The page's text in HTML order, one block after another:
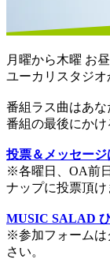
月曜から木曜 お
ユーカリスタジオ
番組ラス曲はあな
番組の最後にかけ
投票＆メッセージ
※各曜日、OA前
ナップに投票頂け
MUSIC SALAD
※参加フォームは
さい。